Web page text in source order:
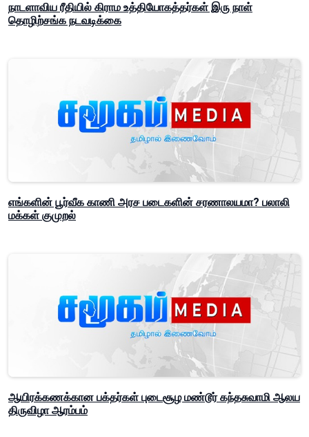
நாடளாவிய ரீதியில் கிராம உத்தியோகத்தர்கள் இரு நாள்
தொழிற்சங்க நடவடிக்கை
எங்களின் பூர்வீக காணி அரச படைகளின் சரணாலயமா? பலாலி
மக்கள் குமுறல்
ஆயிரக்கணக்கான பக்தர்கள் புடைசூழ மண்டூர் கந்தசுவாமி ஆலய
திருவிழா ஆரம்பம்